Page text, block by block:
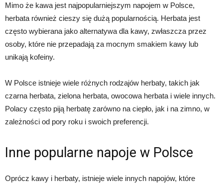
Mimo że kawa jest najpopularniejszym napojem w Polsce,
herbata również cieszy się dużą popularnością. Herbata jest
często wybierana jako alternatywa dla kawy, zwłaszcza przez
osoby, które nie przepadają za mocnym smakiem kawy lub
unikają kofeiny.
W Polsce istnieje wiele różnych rodzajów herbaty, takich jak
czarna herbata, zielona herbata, owocowa herbata i wiele innych.
Polacy często piją herbatę zarówno na ciepło, jak i na zimno, w
zależności od pory roku i swoich preferencji.
Inne popularne napoje w Polsce
Oprócz kawy i herbaty, istnieje wiele innych napojów, które